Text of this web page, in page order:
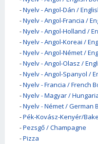
-Nyelv - Angol-Dán /
-Nyelv - Angol-Francia /
-Nyelv - Angol-Holland /
-Nyelv - Angol-Koreai /
-Nyelv - Angol-Német /
-Nyelv - Angol-Olasz /
-Nyelv - Angol-Spanyol /
-Nyelv - Francia / French
-Nyelv - Magyar /
-Nyelv - Német / German
-Pék-Kovász-Kenyér/
-Pezsgő / Champagne
-Pizza